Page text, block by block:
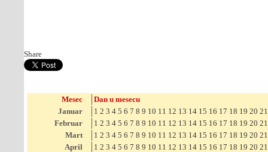
Share
Mesec
Dan u mesecu
Januar
1 2 3 4 5 6 7 8 9 10 11 12 13 14 15 16 17 18 19 20 21
Februar
1 2 3 4 5 6 7 8 9 10 11 12 13 14 15 16 17 18 19 20 21
Mart
1 2 3 4 5 6 7 8 9 10 11 12 13 14 15 16 17 18 19 20 21
April
1 2 3 4 5 6 7 8 9 10 11 12 13 14 15 16 17 18 19 20 21